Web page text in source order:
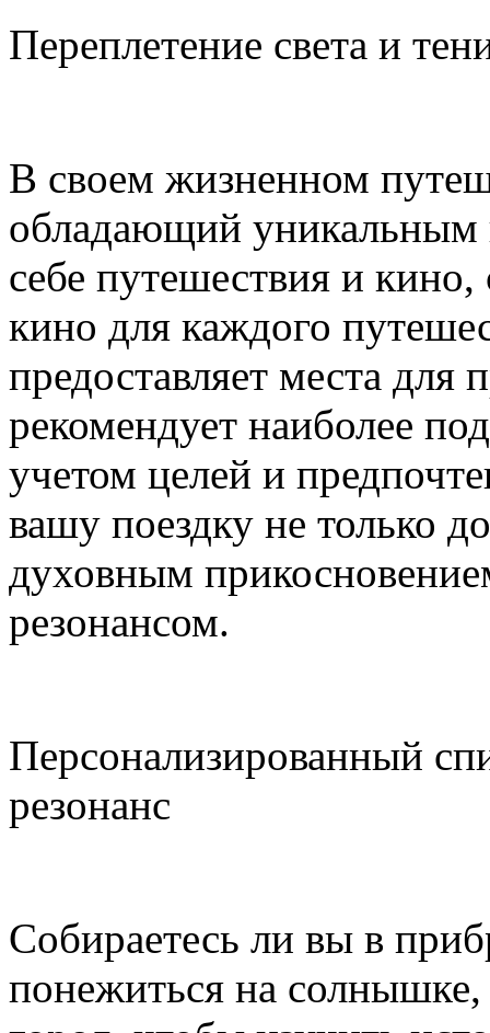
Переплетение света и
В своем жизненном
обладающий уникальным
себе путешествия и
кино для каждого
предоставляет места
рекомендует наиболее
учетом целей и
вашу поездку не только
духовным
резонансом.
Персонализированный
резонанс
Собираетесь ли вы в
понежиться на